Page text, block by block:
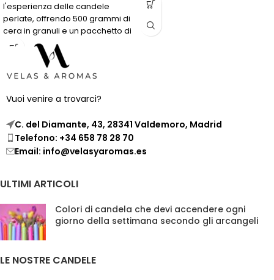
l'esperienza delle candele
perlate, offrendo 500 grammi di
cera in granuli e un pacchetto di
14 stoppini di varie dimensioni
per creare la tua candela
perlata nel contenitore che
preferisci. Questo concetto
personalizzare la tua candela e
delle candele perlate in
qualsiasi ambiente, adattandosi
al tuo stile e preferenze.
Vuoi venire a trovarci?
C. del Diamante, 43, 28341 Valdemoro, Madrid
Telefono: +34 658 78 28 70
Email: info@velasyaromas.es
ULTIMI ARTICOLI
Colori di candela che devi accendere ogni
giorno della settimana secondo gli arcangeli
LE NOSTRE CANDELE